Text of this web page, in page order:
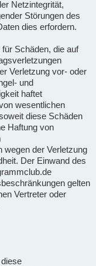
Netzintegrität,
Störungen des
dies erfordern.
Schäden, die auf
Verletzung vor- oder
und
haftet
wesentlichen
diese Schäden
Haftung von
wegen der Verletzung
Der Einwand des
gelten
Vertreter oder